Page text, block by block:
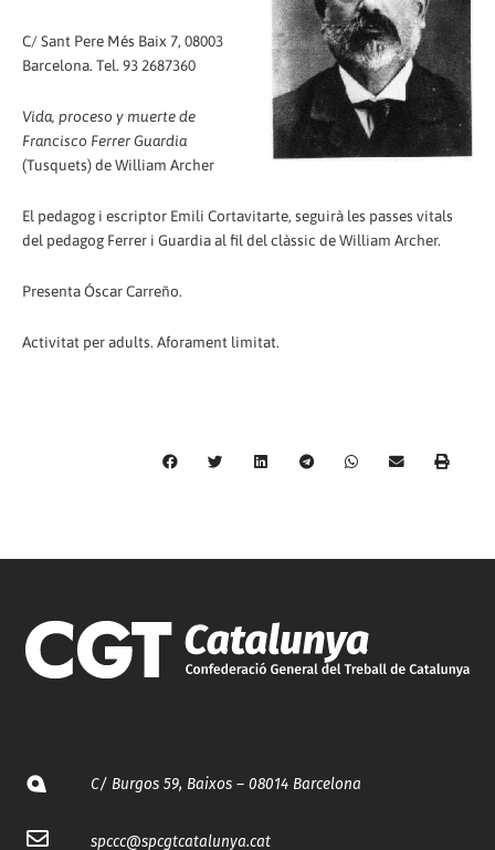
C/ Sant Pere Més Baix 7, 08003
Barcelona. Tel. 93 2687360
Vida, proceso y muerte de
Francisco Ferrer Guardia
(Tusquets) de William Archer
El pedagog i escriptor Emili Cortavitarte, seguirà les passes vitals
del pedagog Ferrer i Guardia al fil del clàssic de William Archer.
Presenta Óscar Carreño.
Activitat per adults. Aforament limitat.
C/ Burgos 59, Baixos – 08014 Barcelona
spccc@spcgtcatalunya.cat